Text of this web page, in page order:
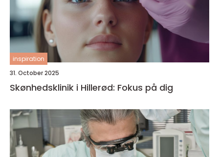
inspiration
31. October 2025
Skønhedsklinik i Hillerød: Fokus på dig